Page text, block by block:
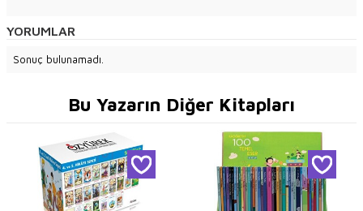
YORUMLAR
Sonuç bulunamadı.
Bu Yazarın Diğer Kitapları